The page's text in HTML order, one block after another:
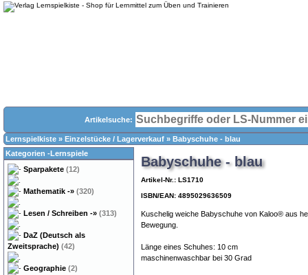
Artikelsuche:
Lernspielkiste » Einzelstücke / Lagerverkauf » Babyschuhe - blau
Babyschuhe - blau
Artikel-Nr.: LS1710
ISBN/EAN: 4895029636509
Kuschelig weiche Babyschuhe von Kaloo® aus
Bewegung.
Länge eines Schuhes: 10 cm
maschinenwaschbar bei 30 Grad
Kategorien -Lernspiele
Sparpakete (12)
Mathematik -» (320)
Lesen / Schreiben -» (313)
DaZ (Deutsch als
Zweitsprache) (42)
Geographie (2)